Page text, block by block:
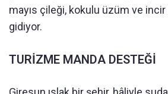
mayıs çileği, kokulu üzüm ve incir
gidiyor.
TURİZME MANDA DESTEĞİ